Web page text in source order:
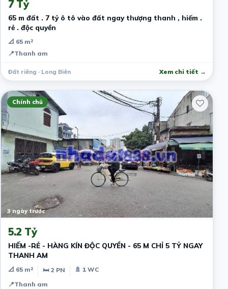
7 Tỷ
65 m đất . 7 tỷ ô tô vào đất ngay thượng thanh , hiếm .
rẻ . độc quyền
📐 65 m²
📍Thanh am
Đất riêng · Long Biên Xem chi tiết →
Chính chủ
3 ngày trước
5.2 Tỷ
HIẾM -RẺ - HÀNG KÍN ĐỘC QUYỀN - 65 M CHỈ 5 TỶ NGAY
THANH AM
📐 65 m² 🛏 2 PN
🚿 1 WC
📍Thanh am